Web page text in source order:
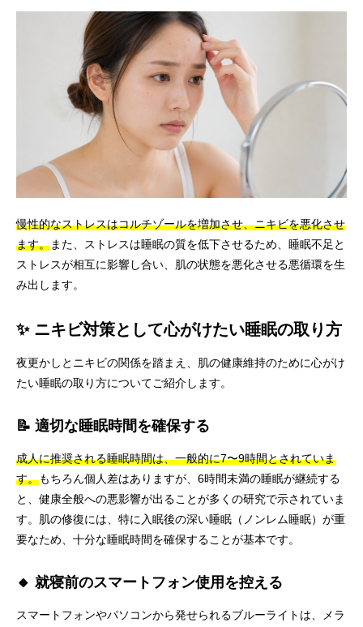
慢性的なストレスはコルチゾールを増加させ、ニキビを悪化させ
ます。また、ストレスは睡眠の質を低下させるため、睡眠不足と
ストレスが相互に影響し合い、肌の状態を悪化させる悪循環を生
み出します。
✨ ニキビ対策として心がけたい睡眠の取り方
夜更かしとニキビの関係を踏まえ、肌の健康維持のために心がけ
たい睡眠の取り方についてご紹介します。
📝 適切な睡眠時間を確保する
成人に推奨される睡眠時間は、一般的に7〜9時間とされていま
す。もちろん個人差はありますが、6時間未満の睡眠が継続する
と、健康全般への悪影響が出ることが多くの研究で示されていま
す。肌の修復には、特に入眠後の深い睡眠（ノンレム睡眠）が重
要なため、十分な睡眠時間を確保することが基本です。
🔸 就寝前のスマートフォン使用を控える
スマートフォンやパソコンから発せられるブルーライトは、メラ